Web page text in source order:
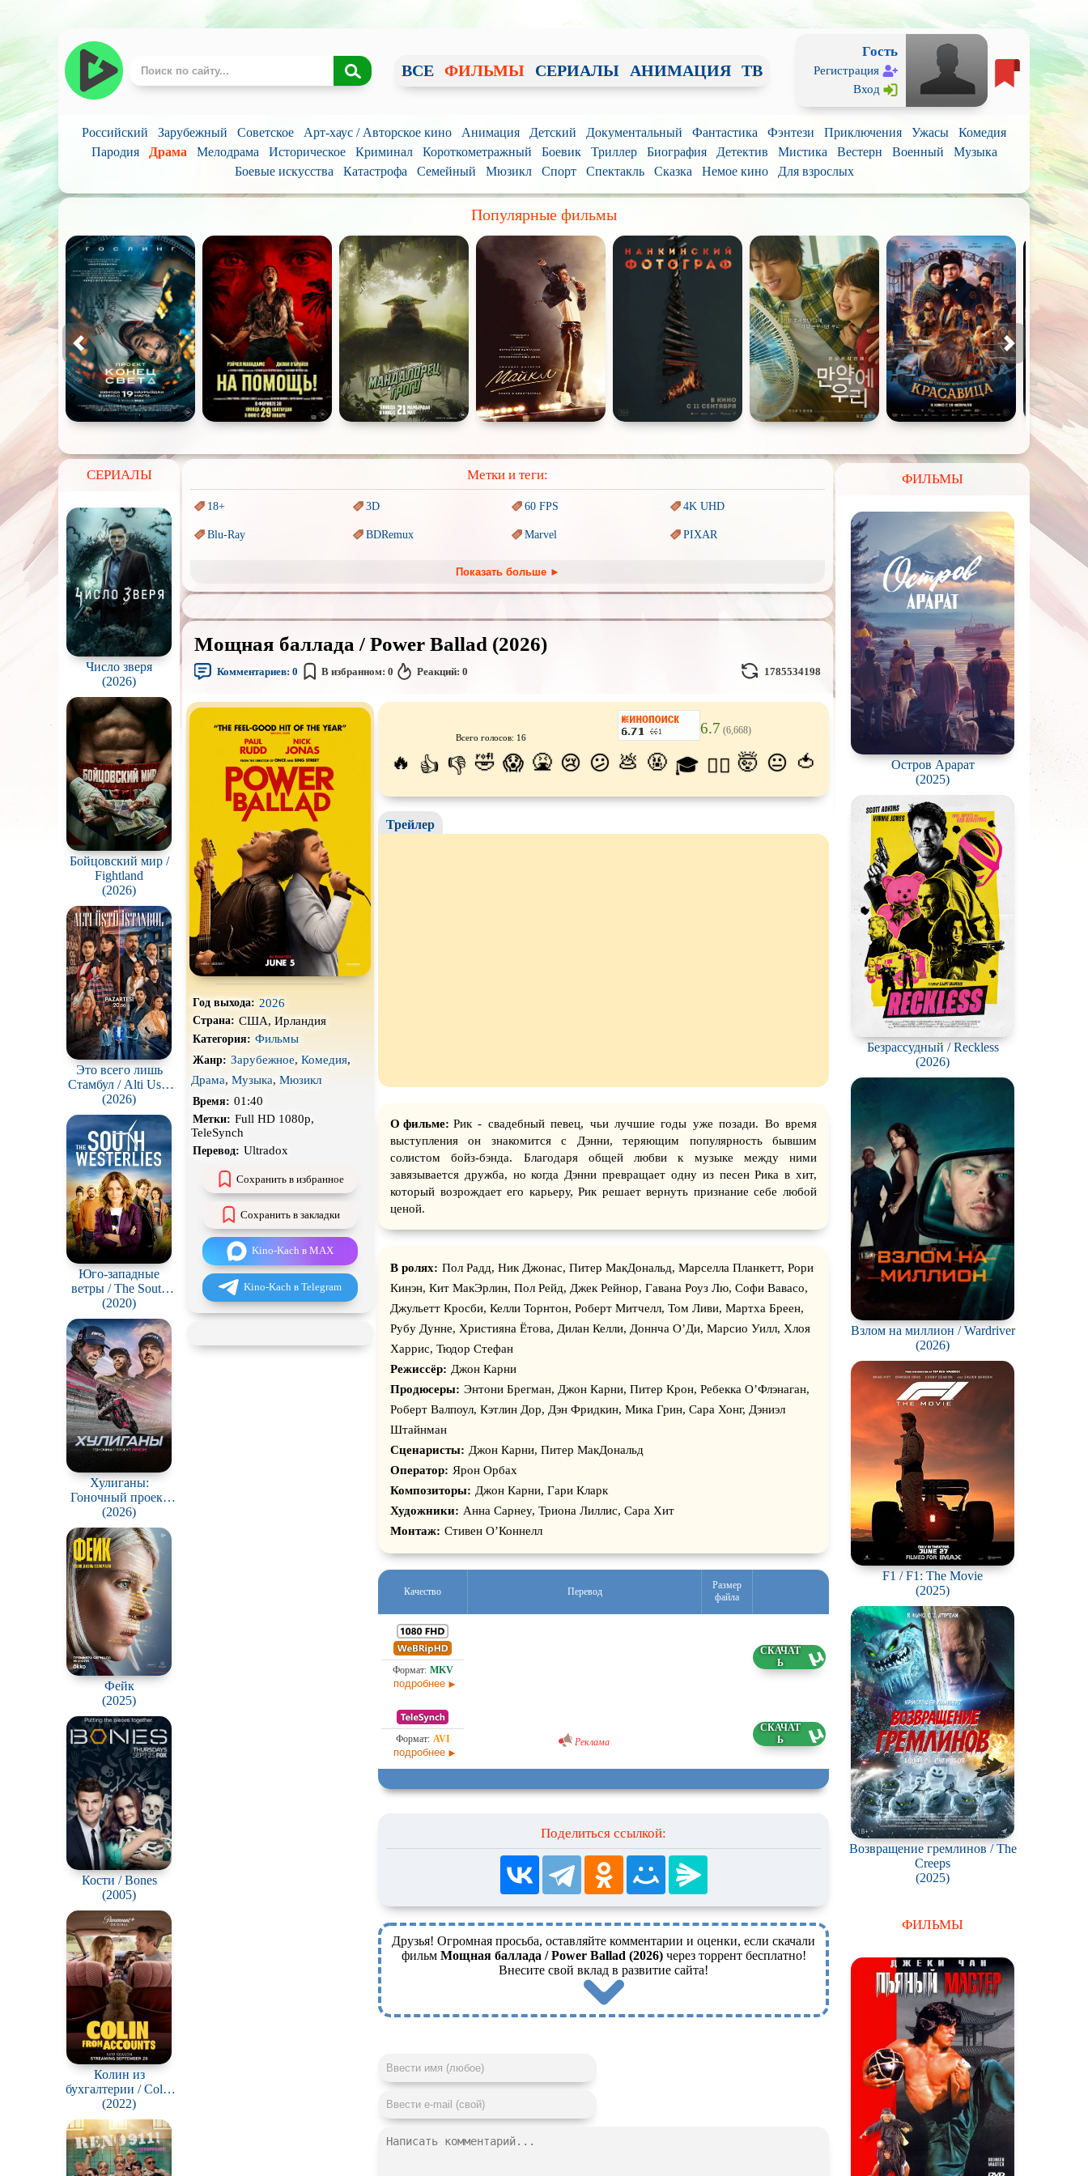
ВСЕ ФИЛЬМЫ СЕРИАЛЫ АНИМАЦИЯ ТВ
Гость
Регистрация
Вход
Российский Зарубежный Советское Арт-хаус / Авторское кино Анимация Детский Документальный Фантастика Фэнтези Приключения Ужасы
Комедия
Пародия
Драма Мелодрама Историческое Криминал Короткометражный Боевик Триллер Биография Детектив Мистика Вестерн Военный
Музыка
Боевые искусства
Катастрофа Семейный Мюзикл Спорт Спектакль Сказка Немое кино Для взрослых
Популярные фильмы
СЕРИАЛЫ
Число зверя
(2026)
Бойцовский мир /
Fightland
(2026)
Это всего лишь
Стамбул / Alti Ustu
Istanbul
(2026)
Юго-западные
ветры / The South
Westerlies
(2020)
Хулиганы:
Гоночный проект
ARCH / Hooligans:
The ARCH Racing
Project
(2026)
Фейк
(2025)
Кости / Bones
(2005)
Колин из
бухгалтерии / Colin
from Accounts
(2022)
Метки и теги:
18+ 3D 60 FPS 4K UHD
Blu-Ray BDRemux Marvel PIXAR
Аниме Антиутопия Врачи Гении
Индийское кино Киберпанк Коллекция Комикс
Маги и Волшебники Наркотики Новогодние
Параллельные миры
Пеплум Подростковая Призраки
Про акул Про богов Про богатых
Про вампиров Про ведьм Про викингов Про выживание
Про гангстеров Про гонки Про деревню Про динозавров
Про драконов Про животных
Про корабли и подводные
лодки
Про мафию
Про путешествияво
времени
Про собак
Про танцы
Про хоккей ифигурное
катание
Режиссёрская версия
Чёрная комедия
CAMRip
Показать больше ►
Мощная баллада / Power Ballad (2026)
Комментариев: 0 В избранном: 0 Реакций: 0 1785534198
Год выхода: 2026
Страна: США, Ирландия
Категория: Фильмы
Жанр: Зарубежное, Комедия,
Драма, Музыка, Мюзикл
Время: 01:40
Метки: Full HD 1080p,
TeleSynch
Перевод: Ultradox
Сохранить в избранное
Сохранить в закладки
Kino-Kach в MAX
Kino-Kach в Telegram
Всего голосов: 16
6.7 (6,668)
🔥 👍 👎 🤣 😱 🤮 😢 😕 💩 🤬 🎓 😵‍💫 🤯 😐 🍅
Трейлер
О фильме: Рик - свадебный певец, чьи лучшие годы уже позади. Во время
выступления он знакомится с Дэнни, теряющим популярность бывшим
солистом бойз-бэнда. Благодаря общей любви к музыке между ними
завязывается дружба, но когда Дэнни превращает одну из песен Рика в хит,
который возрождает его карьеру, Рик решает вернуть признание себе любой
ценой.
В ролях: Пол Радд, Ник Джонас, Питер МакДональд, Марселла Планкетт, Рори
Кинэн, Кит МакЭрлин, Пол Рейд, Джек Рейнор, Гавана Роуз Лю, Софи Вавасо,
Джульетт Кросби, Келли Торнтон, Роберт Митчелл, Том Ливи, Мартха Бреен,
Рубy Дунне, Християна Ётова, Дилан Келли, Доннча О’Ди, Марсио Уилл, Хлоя
Харрис, Тюдор Стефан
Режиссёр: Джон Карни
Продюсеры: Энтони Брегман, Джон Карни, Питер Крон, Ребекка О’Флэнаган,
Роберт Валпоул, Кэтлин Дор, Дэн Фридкин, Мика Грин, Сара Хонг, Дэниэл
Штайнман
Сценаристы: Джон Карни, Питер МакДональд
Оператор: Ярон Орбах
Композиторы: Джон Карни, Гари Кларк
Художники: Анна Cарнеy, Триона Лиллис, Сара Хит
Монтаж: Стивен О’Коннелл
Качество Перевод
Размер
файла
подробнее
подробнее
Реклама
Поделиться ссылкой:
Друзья! Огромная просьба, оставляйте комментарии и оценки, если скачали
фильм Мощная баллада / Power Ballad (2026)через торрент бесплатно!
Внесите свой вклад в развитие сайта!
ФИЛЬМЫ
Остров Арарат
(2025)
Безрассудный / Reckless
(2026)
Взлом на миллион / Wardriver
(2026)
F1 / F1: The Movie
(2025)
Возвращение гремлинов / The
Creeps
(2025)
ФИЛЬМЫ